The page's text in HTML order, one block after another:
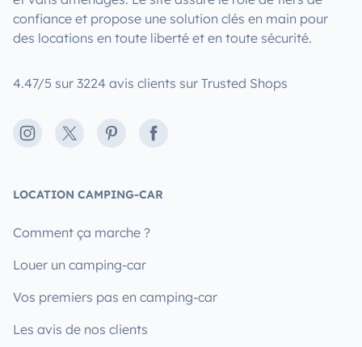
confiance et propose une solution clés en main pour
des locations en toute liberté et en toute sécurité.
4.47/5 sur 3224 avis clients sur Trusted Shops
Instagram
X PinterestFacebook
LOCATION CAMPING-CAR
Comment ça marche ?
Louer un camping-car
Vos premiers pas en camping-car
Les avis de nos clients